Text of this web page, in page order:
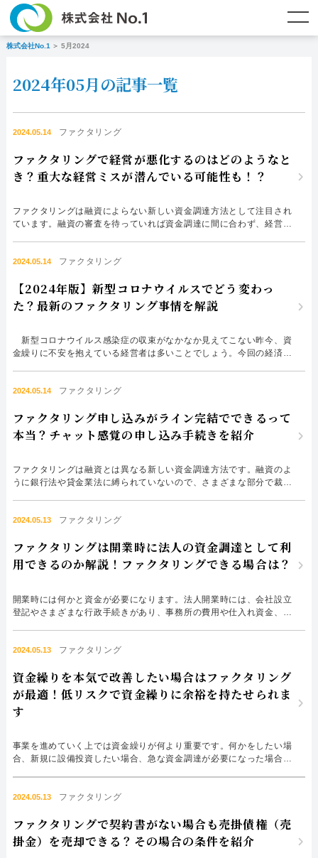
ご契約までの流れ ご利用事例
よくある質問
企業情報 お問い合わせ
福岡支店HP
お問合せ
名古屋支店直通
052-414-4107
福岡支店直通
092-419-2433
おすすめ記事
ファクタリングで即日資金調達するための方法
ファクタリングで通りやすい会社はどういう会社？
株式会社No.1 5月2024
2024年05月の記事一覧
2024.05.14 ファクタリング
ファクタリングで経営が悪化するのはどのようなと
き？重大な経営ミスが潜んでいる可能性も！？
ファクタリングは融資によらない新しい資金調達方法として注目され
ています。融資の審査を待っていれば資金調達に間に合わず、経営が
ません。ファクタリングすることでかえって経営が悪化してしまう事
2024.05.14 ファクタリング
【2024年版】新型コロナウイルスでどう変わっ
た？最新のファクタリング事情を解説
新型コロナウイルス感染症の収束がなかなか見えてこない昨今、資
金繰りに不安を抱えている経営者は多いことでしょう。今回の経済悪
もファクタリングを活用していただくために、本稿では新型コロナウ
2024.05.14 ファクタリング
ファクタリング申し込みがライン完結でできるって
本当？チャット感覚の申し込み手続きを紹介
ファクタリングは融資とは異なる新しい資金調達方法です。融資のよ
うに銀行法や貸金業法に縛られていないので、さまざまな部分で裁量
ールのやり取りやWEBサイトを使った申し込みだけではなく、みな
当...
2024.05.13 ファクタリング
ファクタリングは開業時に法人の資金調達として利
用できるのか解説！ファクタリングできる場合は？
開業時には何かと資金が必要になります。法人開業時には、会社設立
登記やさまざまな行政手続きがあり、事務所の費用や仕入れ資金、加
ょうか？ 開業時と言っても、開業前（会社設立登記前）と開業直後
2024.05.13 ファクタリング
資金繰りを本気で改善したい場合はファクタリング
が最適！低リスクで資金繰りに余裕を持たせられま
す
事業を進めていく上では資金繰りが何より重要です。何かをしたい場
合、新規に設備投資したい場合、急な資金調達が必要になった場合、
が改善し、自己資金に「遊び」があれば、これらの事態にも問題なく
2024.05.13 ファクタリング
ファクタリングで契約書がない場合も売掛債権（売
掛金）を売却できる？その場合の条件を紹介